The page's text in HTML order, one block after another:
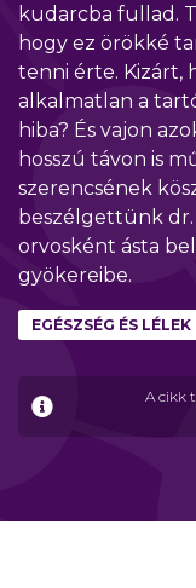
kudarcba fullad.
hogy ez örökké
tenni érte. Kizárt,
alkalmatlan a
hiba? És vajon
hosszú távon is
szerencsének
beszélgettünk dr.
orvosként ásta
gyökereibe.
A cikk
EGÉSZSÉG ÉS LÉLEK